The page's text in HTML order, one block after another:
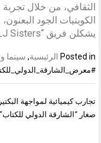
الثقافي، من خلال
الكويتيات الجود
يشكلن فريق “ALJ Sisters”.
Posted in الرئيسية, سينما
تصفّح
المقالات
تجارب كيميائية لمواجهة
صغار “الشارقة الدولي للكتاب”